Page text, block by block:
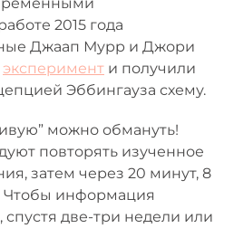
2015 года
Джаап Мурр и Джори
эксперимент и получили
Эббингауза схему.
можно обмануть!
повторять изученное
затем через 20 минут, 8
Чтобы информация
спустя две-три недели или